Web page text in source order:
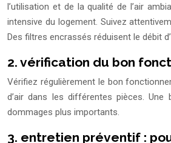
l’utilisation et de la qualité de l’air
intensive du logement. Suivez
Des filtres encrassés réduisent le débit
2. vérification du bon
Vérifiez régulièrement le bon
d’air dans les différentes pièces.
dommages plus importants.
3. entretien préventif :